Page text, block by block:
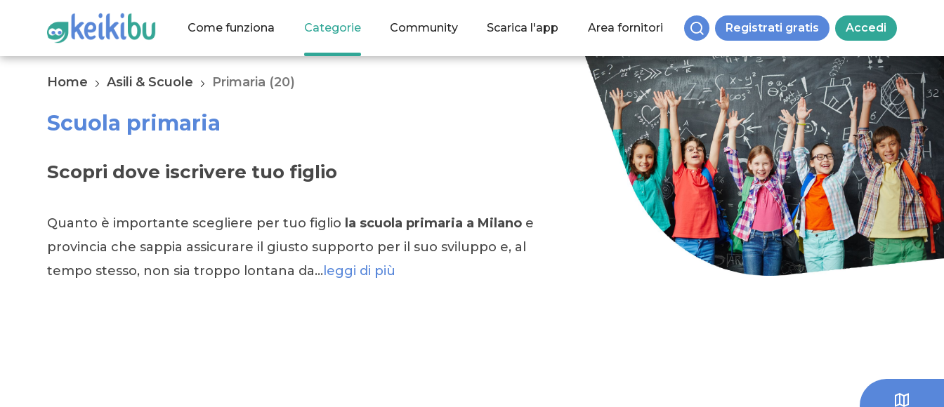
Come funziona Categorie Community Scarica l'app Area fornitori Registrati gratis Accedi
Home Asili & Scuole Primaria (20)
Scuola primaria
Scopri dove iscrivere tuo figlio
Quanto è importante scegliere per tuo figlio la scuola primaria a Milano e
provincia che sappia assicurare il giusto supporto per il suo sviluppo e, al
tempo stesso, non sia troppo lontana da… leggi di più